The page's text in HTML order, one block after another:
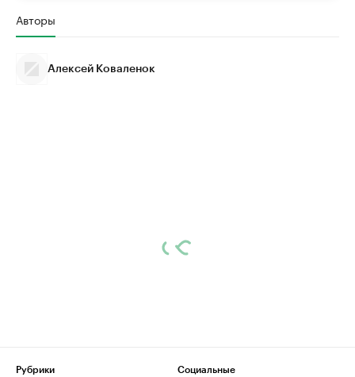
Авторы
Алексей Коваленок
Рубрики
Социальные